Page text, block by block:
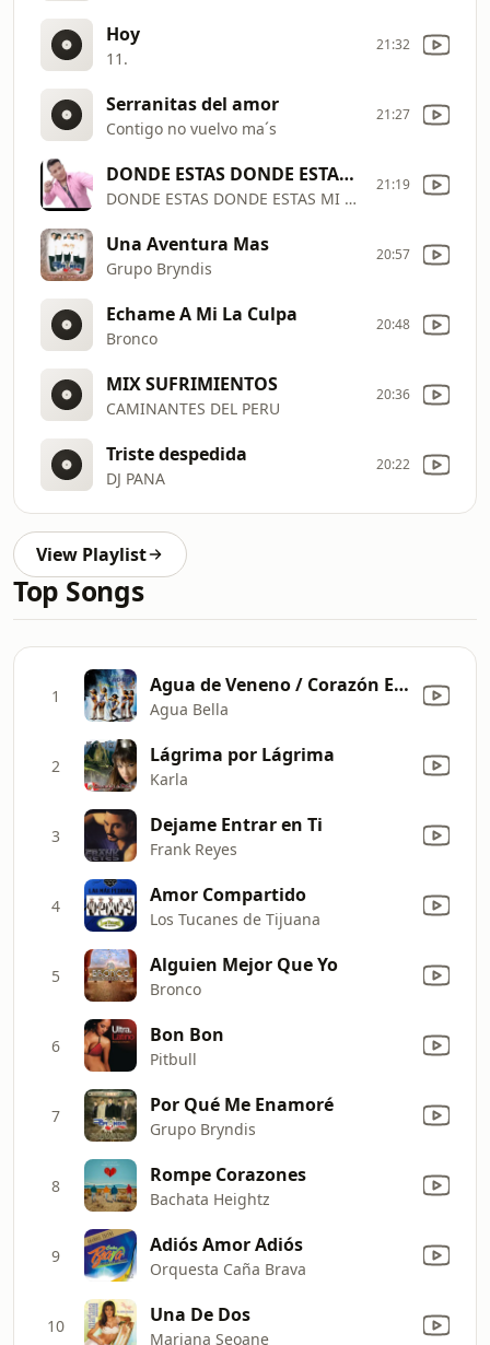
Hoy
11.
21:32
Serranitas del amor
Contigo no vuelvo ma´s
21:27
DONDE ESTAS DONDE ESTAS MI AMOR
DONDE ESTAS DONDE ESTAS MI AMOR
21:19
Una Aventura Mas
Grupo Bryndis
20:57
Echame A Mi La Culpa
Bronco
20:48
MIX SUFRIMIENTOS
CAMINANTES DEL PERU
20:36
Triste despedida
DJ PANA
20:22
View Playlist
Top Songs
1 Agua de Veneno / Corazón Equivocado
Agua Bella
2 Lágrima por Lágrima
Karla
3 Dejame Entrar en Ti
Frank Reyes
4 Amor Compartido
Los Tucanes de Tijuana
5 Alguien Mejor Que Yo
Bronco
6 Bon Bon
Pitbull
7 Por Qué Me Enamoré
Grupo Bryndis
8 Rompe Corazones
Bachata Heightz
9 Adiós Amor Adiós
Orquesta Caña Brava
10 Una De Dos
Mariana Seoane